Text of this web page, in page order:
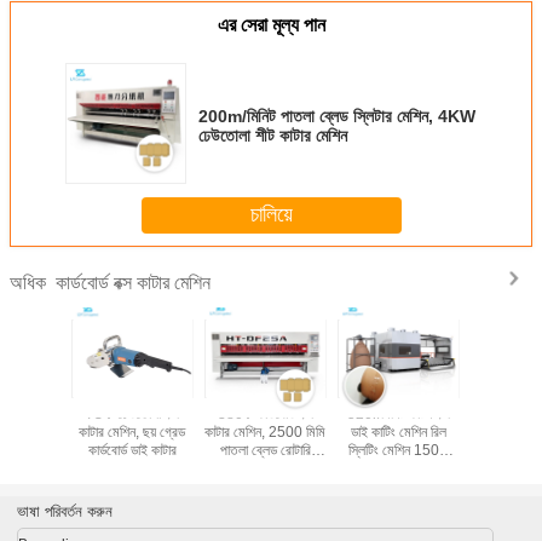
এর সেরা মূল্য পান
200m/মিনিট পাতলা ব্লেড স্লিটার মেশিন, 4KW
ঢেউতোলা শীট কাটার মেশিন
চালিয়ে
অধিক কার্ডবোর্ড বক্স কাটার মেশিন
TUV ঢেউতোলা বক্স
কাটার মেশিন, ছয় গ্রেড
কার্ডবোর্ড ডাই কাটার
380V কার্ডবোর্ড বক্স
কাটার মেশিন, 2500 মিমি
পাতলা ব্লেড রোটারি
520r/মিনিট কার্টন বক্স
ডাই কাটিং মেশিন রিল
স্লিটিং মেশিন 1500
ভাষা পরিবর্তন করুন